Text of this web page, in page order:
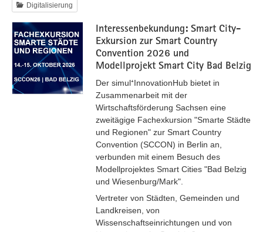
Digitalisierung
Interessenbekundung: Smart City-
Exkursion zur Smart Country
Convention 2026 und
Modellprojekt Smart City Bad Belzig
Der simul⁺InnovationHub bietet in
Zusammenarbeit mit der
Wirtschaftsförderung Sachsen eine
zweitägige Fachexkursion "Smarte Städte
und Regionen" zur Smart Country
Convention (SCCON) in Berlin an,
verbunden mit einem Besuch des
Modellprojektes Smart Cities "Bad Belzig
und Wiesenburg/Mark".
Vertreter von Städten, Gemeinden und
Landkreisen, von
Wissenschaftseinrichtungen und von